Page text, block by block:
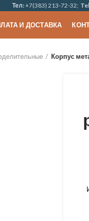
Тел:+7(383) 213-72-32;
И ДОСТАВКА
Корпус